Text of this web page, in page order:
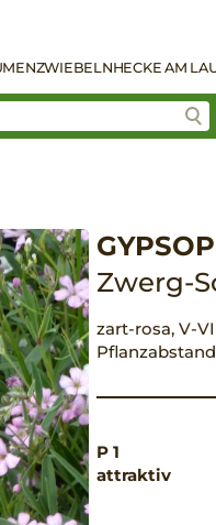
HECKE AM
Zwerg-
zart-rosa, V-
P 1
attraktiv